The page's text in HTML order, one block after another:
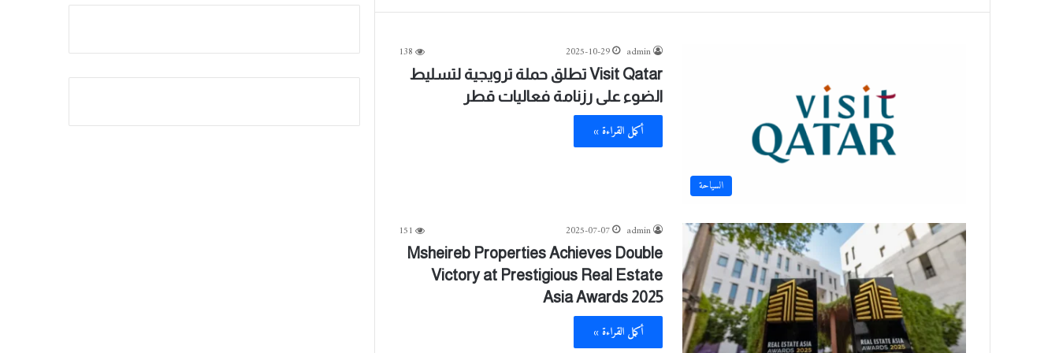
السياحة
admin
2025-10-29
138
Visit Qatar تطلق حملة ترويجية لتسليط
الضوء على رزنامة فعاليات قطر
أكمل القراءة »
admin
2025-07-07
151
Msheireb Properties Achieves Double
Victory at Prestigious Real Estate
Asia Awards 2025
أكمل القراءة »